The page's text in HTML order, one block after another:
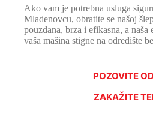
Ako vam je potrebna usluga
Mladenovcu, obratite se našoj
pouzdana, brza i efikasna, a naša
vaša mašina stigne na odredište
POZOVITE
ZAKAŽITE